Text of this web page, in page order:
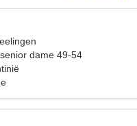
dame 49-54